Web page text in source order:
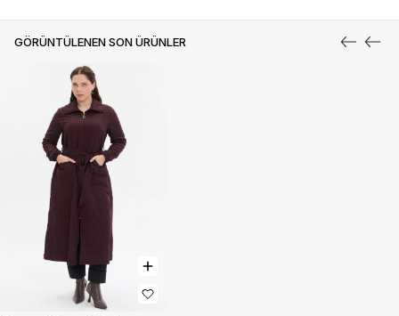
GÖRÜNTÜLENEN SON ÜRÜNLER